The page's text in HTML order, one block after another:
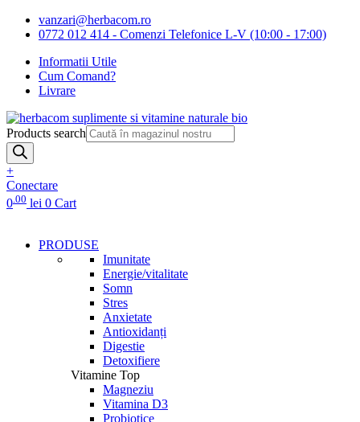
vanzari@herbacom.ro
0772 012 414 - Comenzi Telefonice L-V (10:00 - 17:00)
Informatii Utile
Cum Comand?
Livrare
Products search
+
Conectare
0.00 lei 0 Cart
PRODUSE
Imunitate
Energie/vitalitate
Somn
Stres
Anxietate
Antioxidanți
Digestie
Detoxifiere
Vitamine Top
Magneziu
Vitamina D3
Probiotice